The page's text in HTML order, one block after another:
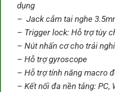
dụng
– Jack cắm tai nghe
– Trigger lock: Hỗ trợ tùy
– Nút nhấn cơ cho trải
– Hỗ trợ gyroscope
– Hỗ trợ tính năng macro
– Kết nối đa nền tảng: PC,